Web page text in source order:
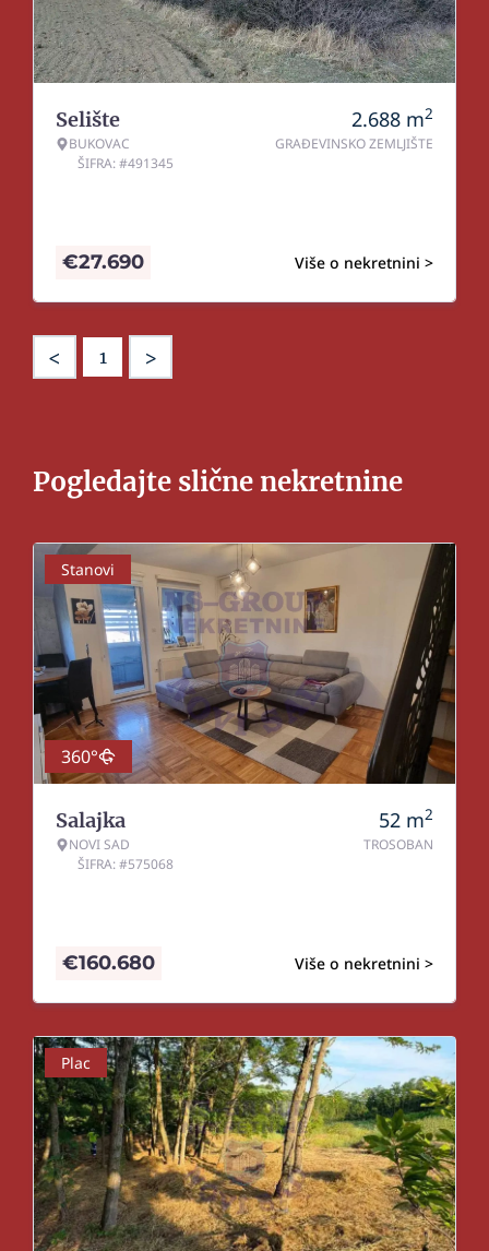
Selište
BUKOVAC
ŠIFRA: #491345
2.688 m2
GRAĐEVINSKO ZEMLJIŠTE
Više o nekretnini >
€27.690
< 1 >
Pogledajte slične nekretnine
Stanovi
360°
Salajka
NOVI SAD
ŠIFRA: #575068
52 m2
TROSOBAN
Više o nekretnini >
€160.680
Plac